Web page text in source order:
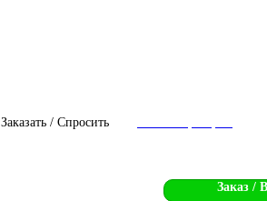
Заказать / Спросить
Заказ /